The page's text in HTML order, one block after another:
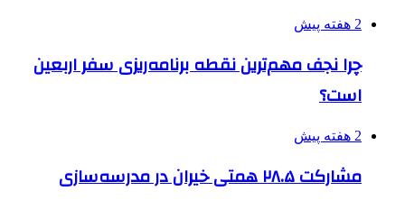
2 هفته پیش
چرا نجف مهم‌ترین نقطه برنامه‌ریزی سفر اربعین
است؟
2 هفته پیش
مشارکت ۲۸.۵ همتی خیران در مدرسه‌سازی